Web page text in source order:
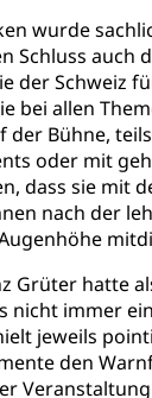
wurde
Schluss auch
der Schweiz
bei allen
der Bühne,
oder mit
dass sie mit
nach der
Grüter hatte
nicht immer
jeweils
den
nationale
Luzern)
Trinkwasser